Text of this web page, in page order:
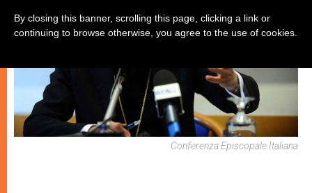
Conferenza Episcopale Italiana
By closing this banner, scrolling this page, clicking a link or
continuing to browse otherwise, you agree to the use of cookies.